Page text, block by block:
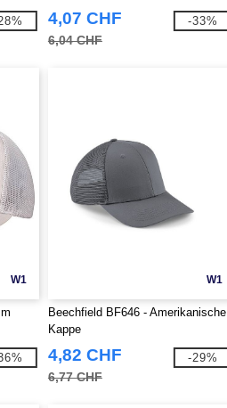
4,07 CHF
6,04 CHF
-33%
W1 W1
Beechfield BF646 - Amerikanische
Kappe
4,82 CHF
6,77 CHF
-29%